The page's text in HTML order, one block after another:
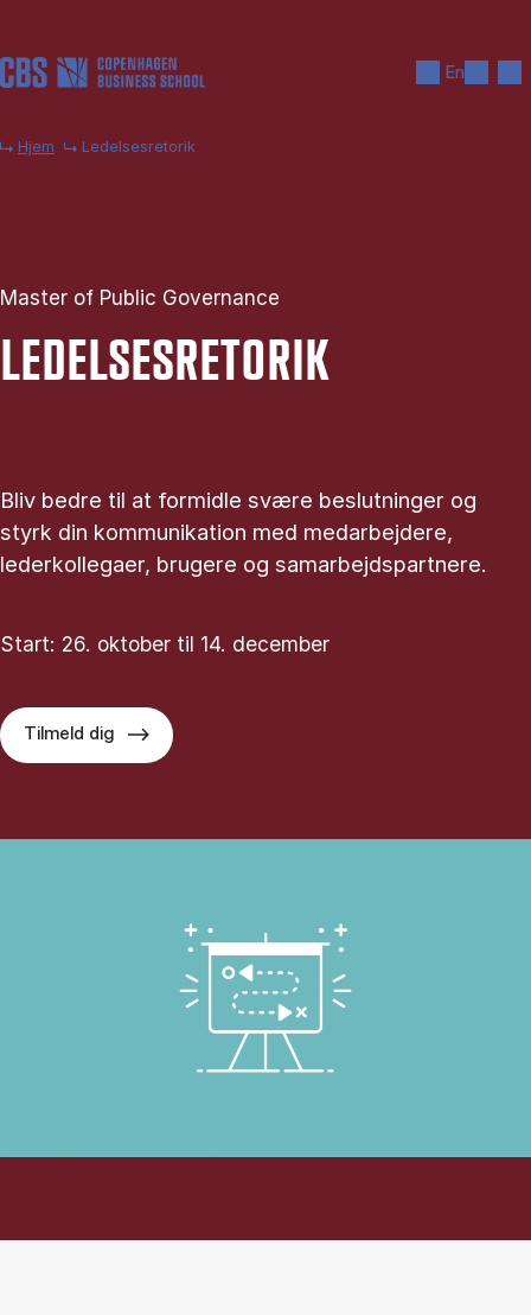
En
Hjem Ledelsesretorik
Master of Public Governance
LE­DEL­SES­RE­TO­RIK
Bliv bedre til at formidle svære beslutninger og
styrk din kommunikation med medarbejdere,
lederkollegaer, brugere og samarbejdspartnere.
Start: 26. oktober til 14. december
Tilmeld dig